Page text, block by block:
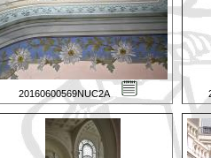
20160600569NUC2A